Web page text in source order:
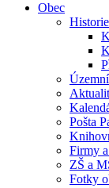
Obec
Pošta
Firmy
ZŠ a
Fotky